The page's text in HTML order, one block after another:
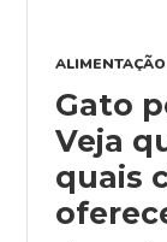
ALIMENTAÇÃO
Gato
Veja
quais